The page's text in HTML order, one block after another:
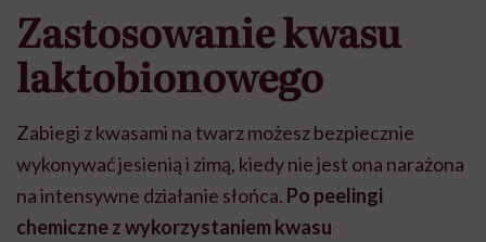
Zastosowanie kwasu
laktobionowego
Zabiegi z kwasami na twarz możesz bezpiecznie
wykonywać jesienią i zimą, kiedy nie jest ona narażona
na intensywne działanie słońca. Po peelingi
chemiczne z wykorzystaniem kwasu